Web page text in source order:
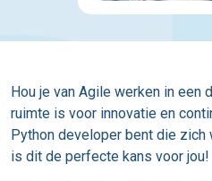
Hou je van Agile werken in een
ruimte is voor innovatie en
Python developer bent die zich
is dit de perfecte kans voor jou!